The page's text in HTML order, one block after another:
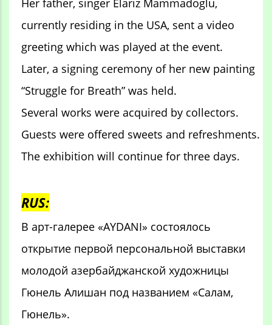
Her father, singer Elariz Mammadoglu,
currently residing in the USA, sent a video
greeting which was played at the event.
Later, a signing ceremony of her new painting
“Struggle for Breath” was held.
Several works were acquired by collectors.
Guests were offered sweets and refreshments.
The exhibition will continue for three days.
RUS:
В арт-галерее «AYDANI» состоялось
открытие первой персональной выставки
молодой азербайджанской художницы
Гюнель Алишан под названием «Салам,
Гюнель».